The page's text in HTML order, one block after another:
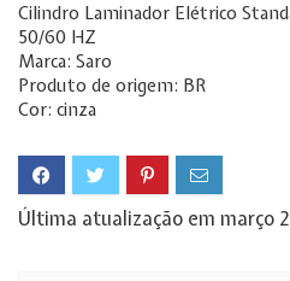
Cilindro Laminador Elétrico
50/60 HZ
Marca: Saro
Produto de origem: BR
Cor: cinza
Última atualização em março